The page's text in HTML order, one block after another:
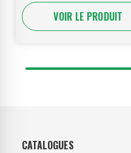
VOIR LE PRODUIT
CATALOGUES